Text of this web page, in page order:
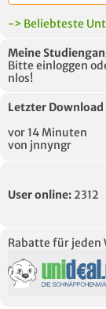
-> Beliebteste
Meine
Bitte einloggen
nlos!
Letzter Download
vor 14 Minuten
von jnnyngr
User online: 2312
Rabatte für jeden